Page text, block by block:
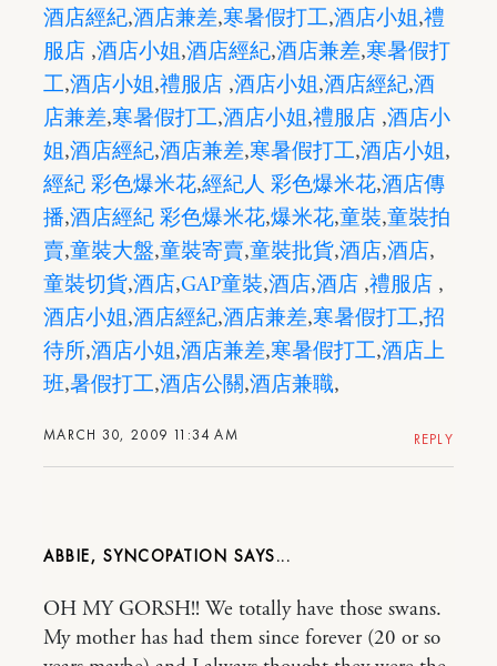
MARCH 30, 2009 11:34 AM
酒店經紀,酒店兼差,寒暑假打工,酒店小姐,禮
服店 ,酒店小姐,酒店經紀,酒店兼差,寒暑假打
工,酒店小姐,禮服店 ,酒店小姐,酒店經紀,酒
店兼差,寒暑假打工,酒店小姐,禮服店 ,酒店小
姐,酒店經紀,酒店兼差,寒暑假打工,酒店小姐,
經紀 彩色爆米花,經紀人 彩色爆米花,酒店傳
播,酒店經紀 彩色爆米花,爆米花,童裝,童裝拍
賣,童裝大盤,童裝寄賣,童裝批貨,酒店,酒店,
童裝切貨,酒店,GAP童裝,酒店,酒店 ,禮服店 ,
酒店小姐,酒店經紀,酒店兼差,寒暑假打工,招
待所,酒店小姐,酒店兼差,寒暑假打工,酒店上
班,暑假打工,酒店公關,酒店兼職,
REPLY
ABBIE, SYNCOPATION
OH MY GORSH!! We totally have those swans.
My mother has had them since forever (20 or so